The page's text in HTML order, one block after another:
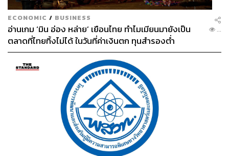
ECONOMIC / BUSINESS
อ่านเกม ‘มิน อ่อง หล่าย’ เยือนไทย ทำไมเมียนมายังเป็น
ตลาดที่ไทยทิ้งไม่ได้ ในวันที่ค่าเงินตก ทุนสำรองต่ำ
...